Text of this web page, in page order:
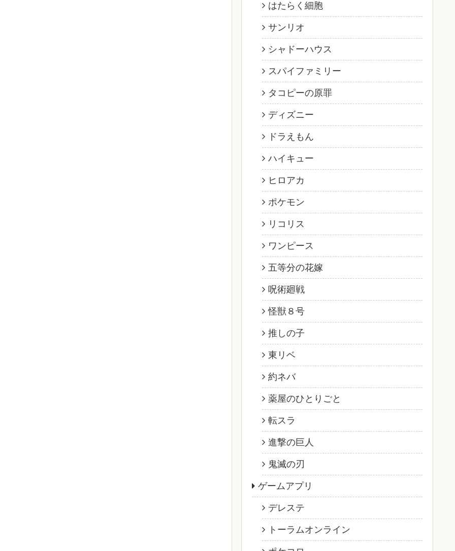
はたらく細胞
サンリオ
シャドーハウス
スパイファミリー
タコピーの原罪
ディズニー
ドラえもん
ハイキュー
ヒロアカ
ポケモン
リコリス
ワンピース
五等分の花嫁
呪術廻戦
怪獣８号
推しの子
東リベ
約ネバ
薬屋のひとりごと
転スラ
進撃の巨人
鬼滅の刃
ゲームアプリ
デレステ
トーラムオンライン